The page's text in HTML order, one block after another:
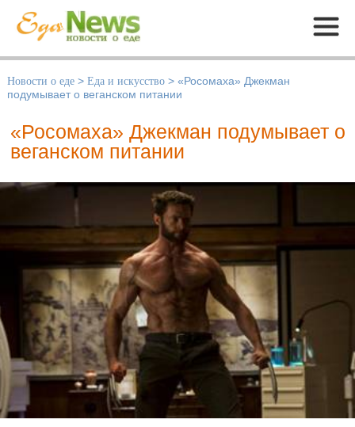
Меню
Новости о еде > Еда и искусство > «Росомаха» Джекман
подумывает о веганском питании
«Росомаха» Джекман подумывает о
веганском питании